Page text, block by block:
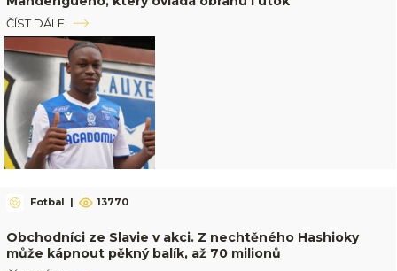
ČÍST DÁLE
Fotbal | 13770
Obchodníci ze Slavie v akci. Z nechtěného Hashioky
může kápnout pěkný balík, až 70 milionů